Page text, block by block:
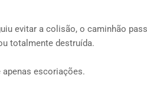
evitar a colisão, o caminhão
totalmente destruída.
escoriações.